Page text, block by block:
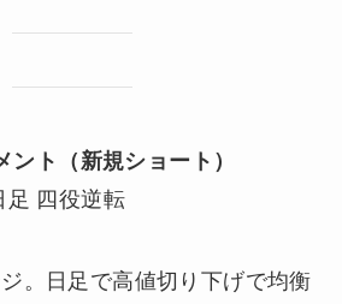
ト（新規ショート）
足 四役逆転
。日足で高値切り下げで均衡